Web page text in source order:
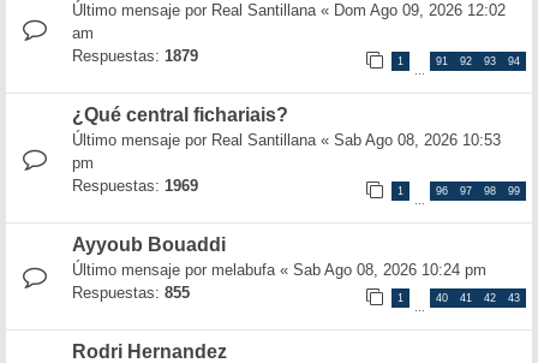
Último mensaje por Real Santillana« Dom Ago 09, 2026 12:02
am
Respuestas: 1879 1
…
91 92 93 94
¿Qué central fichariais?
Último mensaje por Real Santillana« Sab Ago 08, 2026 10:53
pm
Respuestas: 1969 1
…
96 97 98 99
Ayyoub Bouaddi
Último mensaje por melabufa« Sab Ago 08, 2026 10:24 pm
Respuestas: 855 1
…
40 41 42 43
Rodri Hernandez